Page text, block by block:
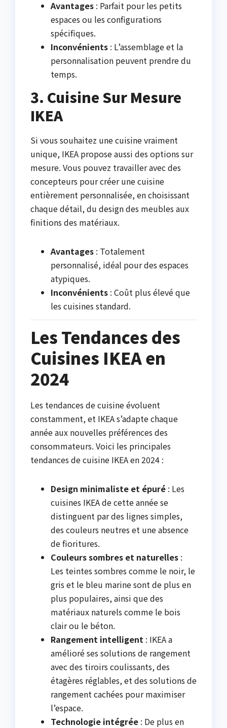
Avantages : Parfait pour les petits
espaces ou les configurations
spécifiques.
Inconvénients : L’assemblage et la
personnalisation peuvent prendre du
temps.
3. Cuisine Sur Mesure
IKEA
Si vous souhaitez une cuisine vraiment
unique, IKEA propose aussi des options sur
mesure. Vous pouvez travailler avec des
concepteurs pour créer une cuisine
entièrement personnalisée, en choisissant
chaque détail, du design des meubles aux
finitions des matériaux.
Avantages : Totalement
personnalisé, idéal pour des espaces
atypiques.
Inconvénients : Coût plus élevé que
les cuisines standard.
Les Tendances des
Cuisines IKEA en
2024
Les tendances de cuisine évoluent
constamment, et IKEA s’adapte chaque
année aux nouvelles préférences des
consommateurs. Voici les principales
tendances de cuisine IKEA en 2024 :
Design minimaliste et épuré : Les
cuisines IKEA de cette année se
distinguent par des lignes simples,
des couleurs neutres et une absence
de fioritures.
Couleurs sombres et naturelles :
Les teintes sombres comme le noir, le
gris et le bleu marine sont de plus en
plus populaires, ainsi que des
matériaux naturels comme le bois
clair ou le béton.
Rangement intelligent : IKEA a
amélioré ses solutions de rangement
avec des tiroirs coulissants, des
étagères réglables, et des solutions de
rangement cachées pour maximiser
l’espace.
Technologie intégrée : De plus en